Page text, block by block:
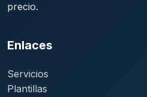
precio.
Enlaces
Servicios
Plantillas